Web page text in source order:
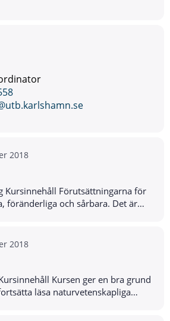
2018
Kursinnehåll Förutsättningarna för
föränderliga och sårbara. Det är
2018
Kursen ger en bra grund
läsa naturvetenskapliga